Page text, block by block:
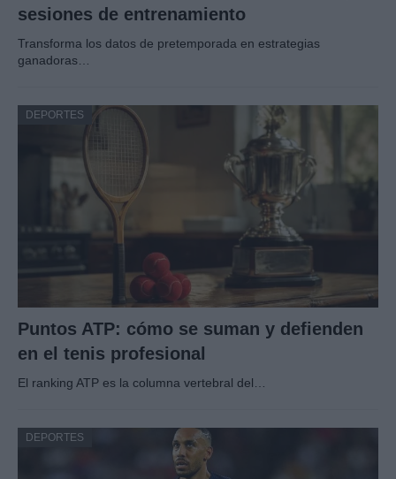
sesiones de entrenamiento
Transforma los datos de pretemporada en estrategias
ganadoras…
DEPORTES
Puntos ATP: cómo se suman y defienden
en el tenis profesional
El ranking ATP es la columna vertebral del…
DEPORTES